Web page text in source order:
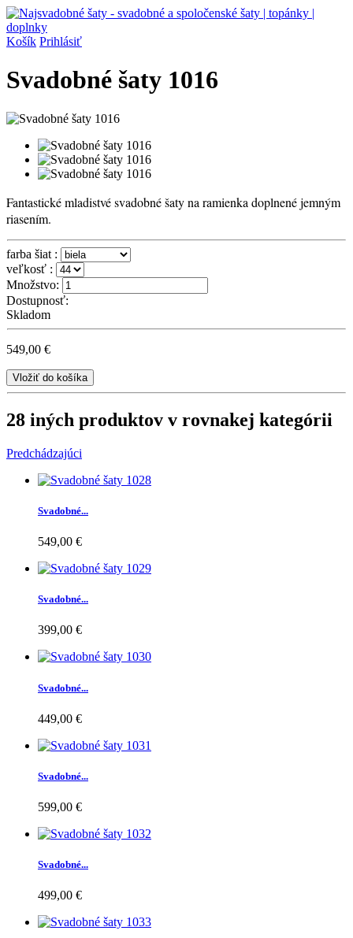
Košík Prihlásiť
Svadobné šaty 1016
Fantastické mladistvé svadobné šaty na ramienka doplnené jemným
riasením.
farba šiat :
veľkosť :
Množstvo:
Dostupnosť:
Skladom
549,00 €
Vložiť do košíka
28 iných produktov v rovnakej kategórii
Predchádzajúci
Svadobné...
549,00 €
Svadobné...
399,00 €
Svadobné...
449,00 €
Svadobné...
599,00 €
Svadobné...
499,00 €